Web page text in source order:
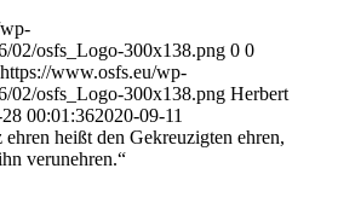
02/osfs_Logo-300x138.png 0 0
https://www.osfs.eu/wp-
02/osfs_Logo-300x138.png Herbert
00:01:362020-09-11
ehren heißt den Gekreuzigten ehren,
verunehren.“